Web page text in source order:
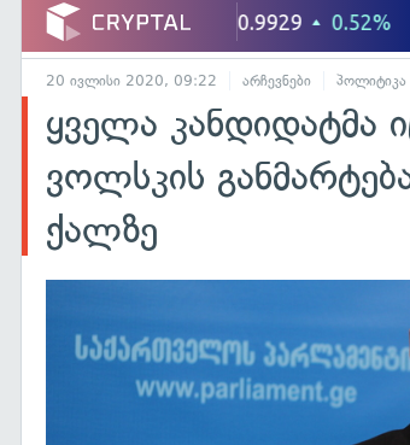
20 ივლისი 2020, 09:22 არჩევნები პოლიტიკა
ყველა კანდიდატმა
ვოლსკის
ქალზე